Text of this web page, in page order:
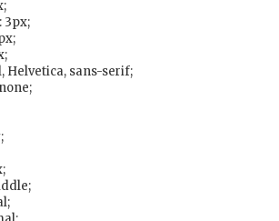
3px;
Helvetica, sans-serif;